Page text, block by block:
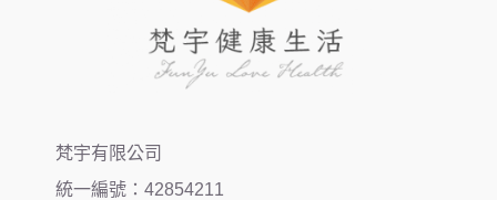
梵宇有限公司
統一編號：42854211